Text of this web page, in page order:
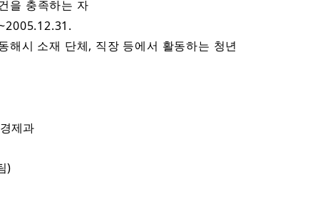
을 충족하는 자
소재 단체, 직장 등에서 활동하는 청년
제과
)